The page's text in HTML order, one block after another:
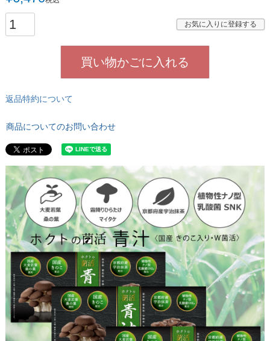
お気に入りに登録する
買い物かごに入れる
返品特約について
商品についてのお問い合わせ